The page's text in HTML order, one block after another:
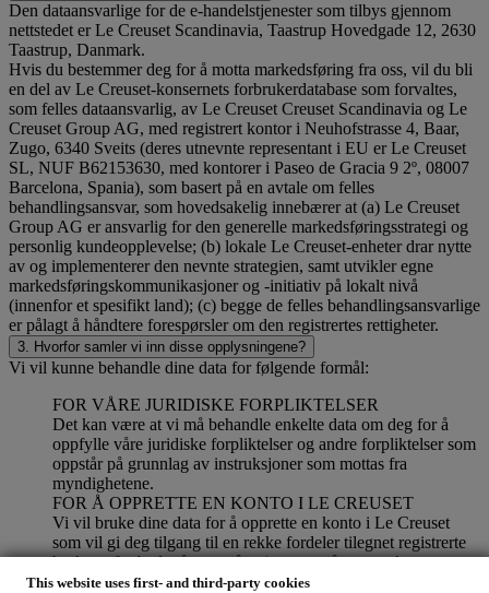
This website uses first- and third-party cookies
Den dataansvarlige for de e-handelstjenester som tilbys gjennom
nettstedet er Le Creuset Scandinavia, Taastrup Hovedgade 12, 2630
Taastrup, Danmark.
Hvis du bestemmer deg for å motta markedsføring fra oss, vil du bli
en del av Le Creuset-konsernets forbrukerdatabase som forvaltes,
som felles dataansvarlig, av Le Creuset Creuset Scandinavia og Le
Creuset Group AG, med registrert kontor i Neuhofstrasse 4, Baar,
Zugo, 6340 Sveits (deres utnevnte representant i EU er Le Creuset
SL, NUF B62153630, med kontorer i Paseo de Gracia 9 2º, 08007
Barcelona, Spania), som basert på en avtale om felles
behandlingsansvar, som hovedsakelig innebærer at (a) Le Creuset
Group AG er ansvarlig for den generelle markedsføringsstrategi og
personlig kundeopplevelse; (b) lokale Le Creuset-enheter drar nytte
av og implementerer den nevnte strategien, samt utvikler egne
markedsføringskommunikasjoner og -initiativ på lokalt nivå
(innenfor et spesifikt land); (c) begge de felles behandlingsansvarlige
er pålagt å håndtere forespørsler om den registrertes rettigheter.
3. Hvorfor samler vi inn disse opplysningene?
Vi vil kunne behandle dine data for følgende formål:
FOR VÅRE JURIDISKE FORPLIKTELSER
Det kan være at vi må behandle enkelte data om deg for å
oppfylle våre juridiske forpliktelser og andre forpliktelser som
oppstår på grunnlag av instruksjoner som mottas fra
myndighetene.
FOR Å OPPRETTE EN KONTO I LE CREUSET
Vi vil bruke dine data for å opprette en konto i Le Creuset
som vil gi deg tilgang til en rekke fordeler tilegnet registrerte
brukere, for bedre å nyte våre tjenester, så som raskere
utsjekking, lagre flere forsendelsesadresser, vise og spore